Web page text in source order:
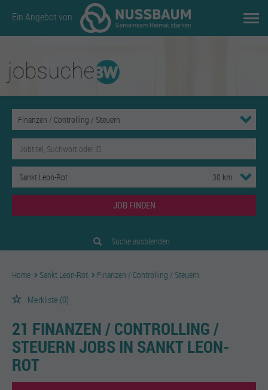
Ein Angebot von
JOB FINDEN
Suche ausblenden
Home Sankt Leon-Rot Finanzen / Controlling / Steuern
Merkliste (0)
21 FINANZEN / CONTROLLING /
STEUERN JOBS IN SANKT LEON-
ROT